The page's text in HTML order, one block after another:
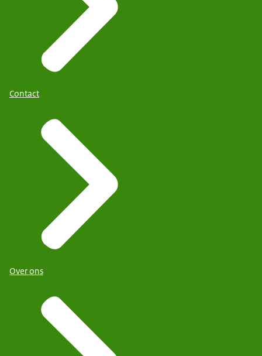
Contact
Over ons